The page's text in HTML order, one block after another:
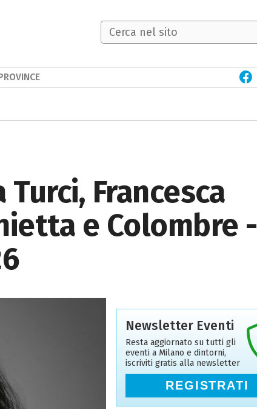
Turci, Francesca
e Colombre -
Newsletter Eventi
Resta aggiornato su tutti gli
eventi a Milano e dintorni,
iscriviti gratis alla newsletter
REGISTRATI